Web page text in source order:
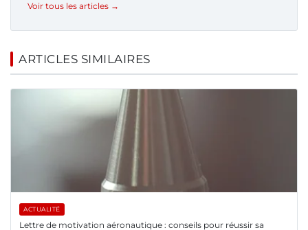
Voir tous les articles →
ARTICLES SIMILAIRES
ACTUALITÉ
Lettre de motivation aéronautique : conseils pour réussir sa